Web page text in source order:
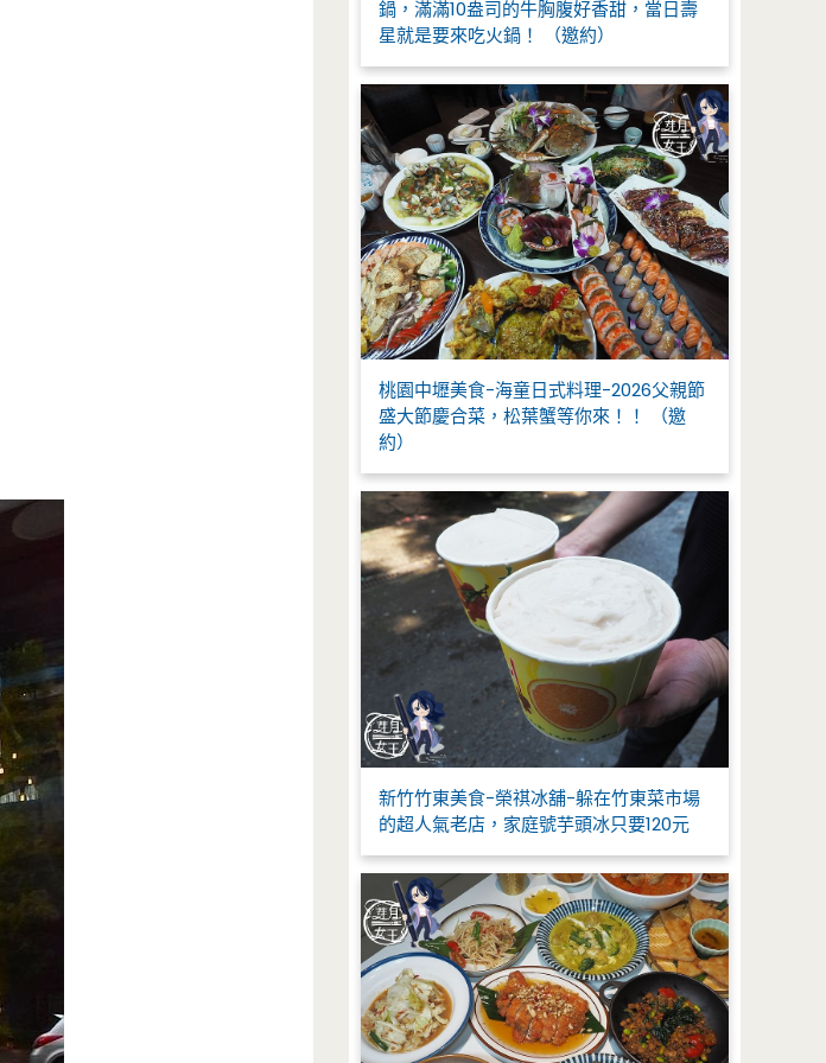
鍋，滿滿10盎司的牛胸腹好香甜，當日壽
星就是要來吃火鍋！ （邀約）
桃園中壢美食-海童日式料理-2026父親節
盛大節慶合菜，松葉蟹等你來！！ （邀
約）
新竹竹東美食-榮祺冰舖-躲在竹東菜市場
的超人氣老店，家庭號芋頭冰只要120元